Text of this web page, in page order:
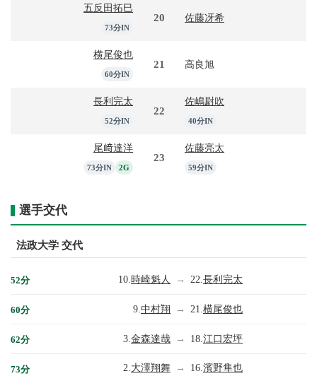
五反田拓巳
73分IN
20 佐藤冴希
横尾俊也
60分IN
21 高良旭
長利完太
52分IN
22
佐嶋尉吹
40分IN
尾﨑達洋
73分IN 2G
23
佐藤亮太
59分IN
選手交代
法政大学 交代
52分 10. 時崎魁人 → 22. 長利完太
60分 9. 中村翔 → 21. 横尾俊也
62分 3. 金森達哉 → 18. 江口宏坪
73分 2. 大澤翔舞 → 16. 濱野隼也